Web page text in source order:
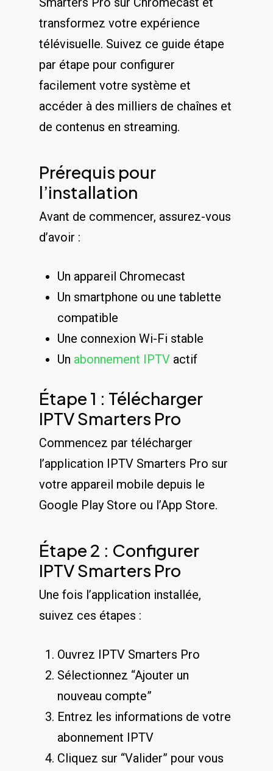
transformez votre expérience
télévisuelle. Suivez ce guide étape
par étape pour configurer
facilement votre système et
accéder à des milliers de chaînes et
de contenus en streaming.
Prérequis pour
l’installation
Avant de commencer, assurez-vous
d’avoir :
Un appareil Chromecast
Un smartphone ou une tablette
compatible
Une connexion Wi-Fi stable
Un abonnement IPTV actif
Étape 1 : Télécharger
IPTV Smarters Pro
Commencez par télécharger
l’application IPTV Smarters Pro sur
votre appareil mobile depuis le
Google Play Store ou l’App Store.
Étape 2 : Configurer
IPTV Smarters Pro
Une fois l’application installée,
suivez ces étapes :
Ouvrez IPTV Smarters Pro
Sélectionnez “Ajouter un
nouveau compte”
Entrez les informations de votre
abonnement IPTV
Cliquez sur “Valider” pour vous